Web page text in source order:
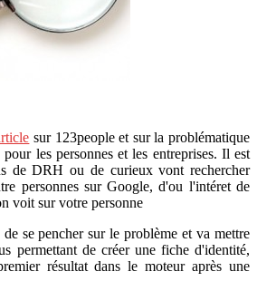
sur 123people et sur la problématique
les personnes et les entreprises. Il est
de DRH ou de curieux vont rechercher
personnes sur Google, d'ou l'intéret de
voit sur votre personne
se pencher sur le problème et va mettre
permettant de créer une fiche d'identité,
résultat dans le moteur après une